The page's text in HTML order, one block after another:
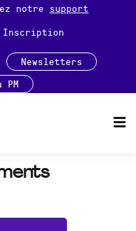
notre support
Inscription
Newsletters
PM